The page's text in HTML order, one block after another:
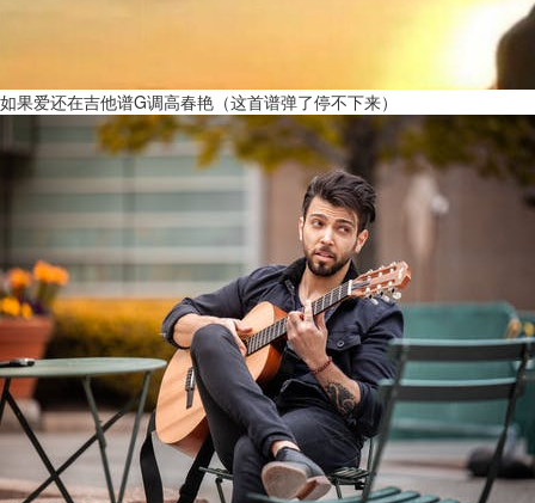
如果爱还在吉他谱G调高春艳（这首谱弹了停不下来）